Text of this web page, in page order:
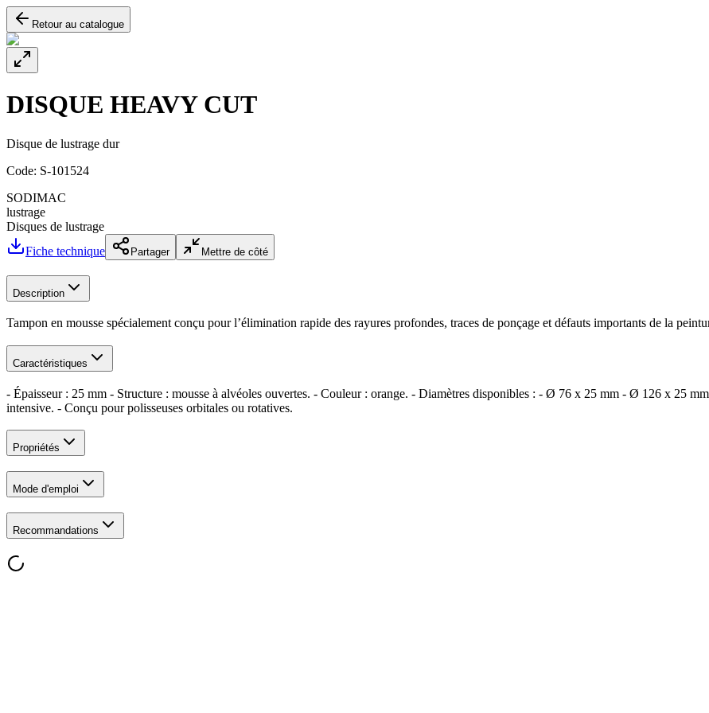
Retour au catalogue
DISQUE HEAVY CUT
Disque de lustrage dur
Code: S-101524
SODIMAC
lustrage
Disques de lustrage
Fiche technique
Partager Mettre de côté
Description
Tampon en mousse spécialement conçu pour l’élimination rapide des rayures profondes, traces de ponçage et défauts importants de la
Caractéristiques
- Épaisseur : 25 mm - Structure : mousse à alvéoles ouvertes. - Couleur : orange. - Diamètres disponibles : - Ø 76 x 25 mm - Ø 126 x 25
intensive. - Conçu pour polisseuses orbitales ou rotatives.
Propriétés
Mode d'emploi
Recommandations